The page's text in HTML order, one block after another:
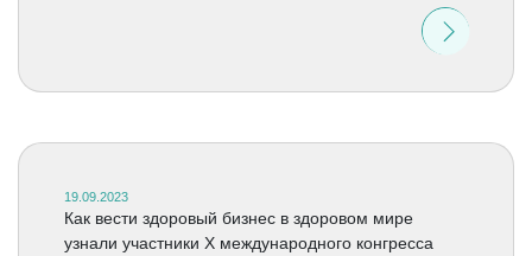
19.09.2023
Как вести здоровый бизнес в здоровом мире
узнали участники Х международного конгресса